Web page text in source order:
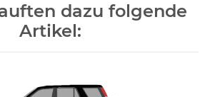
dazu folgende
Artikel: